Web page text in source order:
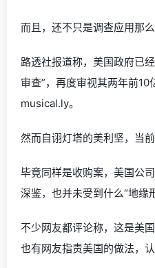
而且，还不只是调查应用那么
路透社报道称，美国政府已
审查”，再度审视其两年前
musical.ly。
然而自诩灯塔的美利坚，当前
毕竟同样是收购案，美国公
深鉴，也并未受到什么“地缘
不少网友都评论称，这是美
也有网友指责美国的做法，